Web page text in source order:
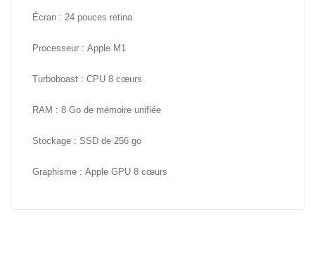
Écran : 24 pouces retina
Processeur : Apple M1
Turboboast : CPU 8 cœurs
RAM : 8 Go de mémoire unifiée
Stockage : SSD de 256 go
Graphisme : Apple GPU 8 cœurs